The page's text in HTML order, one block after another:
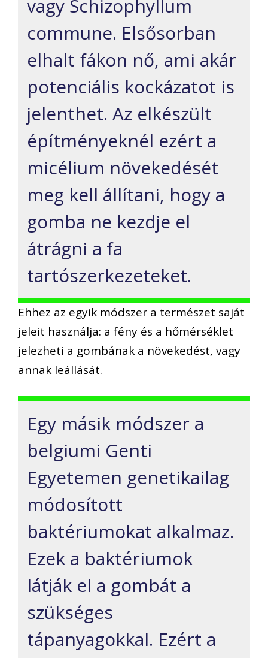
vagy Schizophyllum
commune. Elsősorban
elhalt fákon nő, ami akár
potenciális kockázatot is
jelenthet. Az elkészült
építményeknél ezért a
micélium növekedését
meg kell állítani, hogy a
gomba ne kezdje el
átrágni a fa
tartószerkezeteket.
Ehhez az egyik módszer a természet saját
jeleit használja: a fény és a hőmérséklet
jelezheti a gombának a növekedést, vagy
annak leállását.
Egy másik módszer a
belgiumi Genti
Egyetemen genetikailag
módosított
baktériumokat alkalmaz.
Ezek a baktériumok
látják el a gombát a
szükséges
tápanyagokkal. Ezért a